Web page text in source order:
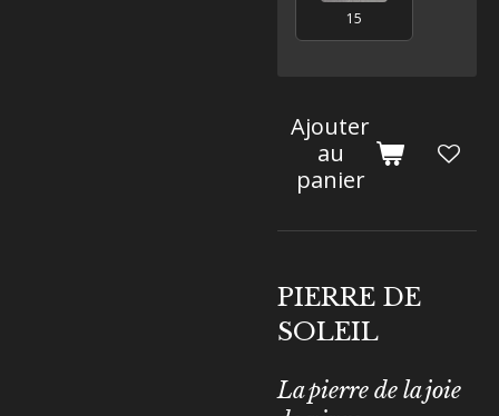
15
Ajouter
au
panier
PIERRE DE
SOLEIL
La pierre de la joie